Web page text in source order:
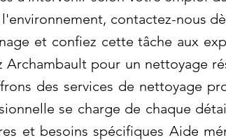
contactez-nous
et confiez cette tâche aux
Archambault pour un nettoyage
des services de nettoyage
se charge de chaque
et besoins spécifiques Aide